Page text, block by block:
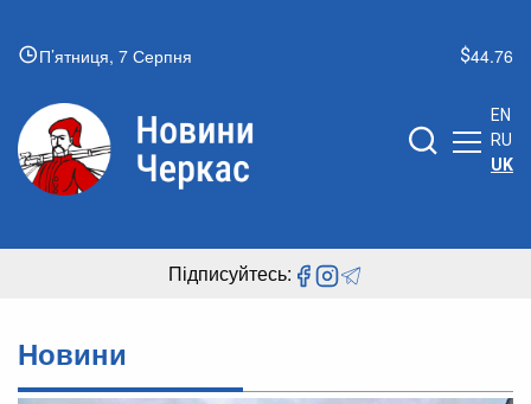
П’ятниця, 7 Серпня 44.76
EN
RU
UK
Підписуйтесь:
Новини